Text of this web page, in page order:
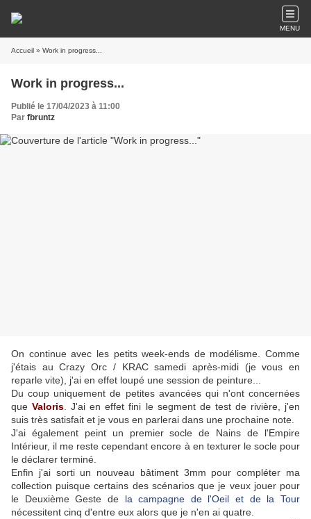
MENU
Accueil » Work in progress...
Work in progress...
Publié le 17/04/2023 à 11:00
Par fbruntz
On continue avec les petits week-ends de modélisme. Comme
j'étais au Crazy Orc / KRAC samedi après-midi (je vous en
reparle vite), j'ai en effet loupé une session de peinture...
Du coup uniquement de petites avancées qui n'ont concernées
queValoris . J'ai en effet fini le segment de test de rivière, j'en
suis très satisfait et je vous en parlerai dans une prochaine note.
J'ai également peint un premier socle de Nains de l'Empire
Intérieur, il me reste cependant encore à en texturer le socle pour
le déclarer terminé.
Enfin j'ai sorti un nouveau bâtiment 3mm pour compléter ma
collection puisque certains des scénarios que je veux jouer pour
le Deuxième Geste de la campagne de l'Oeil et de la Tour
nécessitent cinq d'entre eux alors que je n'en ai quatre.